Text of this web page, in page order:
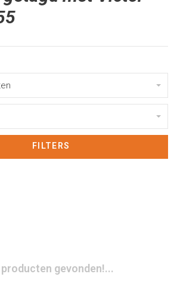
FILTERS
producten gevonden!...